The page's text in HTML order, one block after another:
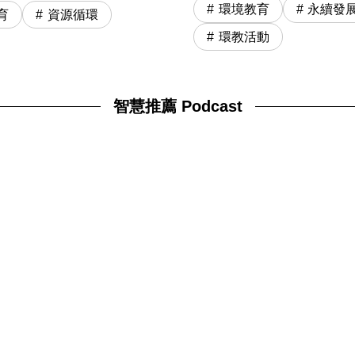
資源循環 環境教育 永續發
環教活動
智慧推薦 Podcast